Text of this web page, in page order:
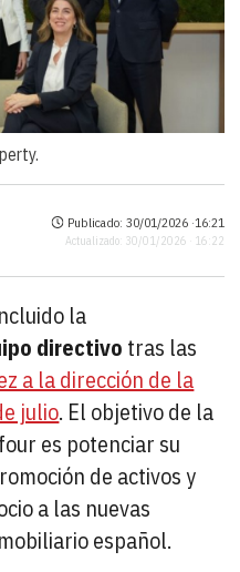
Publicado: 30/01/2026 ·16:21
Actualizado: 30/01/2026 · 16:22
la
directivo tras las
a la dirección de la
julio. El objetivo de la
es potenciar su
de activos y
a las nuevas
español.